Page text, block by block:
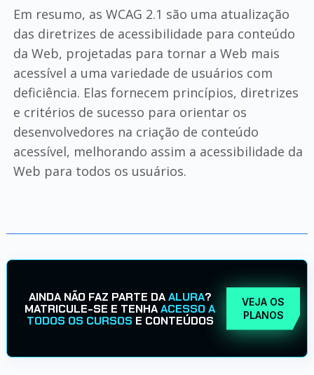
Em resumo, as WCAG 2.1 são uma atualização
das diretrizes de acessibilidade para conteúdo
da Web, projetadas para tornar a Web mais
acessível a uma variedade de usuários com
deficiência. Elas fornecem princípios, diretrizes
e critérios de sucesso para orientar os
desenvolvedores na criação de conteúdo
acessível, melhorando assim a acessibilidade da
Web para todos os usuários.
AINDA NÃO FAZ PARTE DAALURA?
MATRICULE-SE E TENHAACESSO A
TODOS OS CURSOS E CONTEÚDOS
VEJA OS
PLANOS